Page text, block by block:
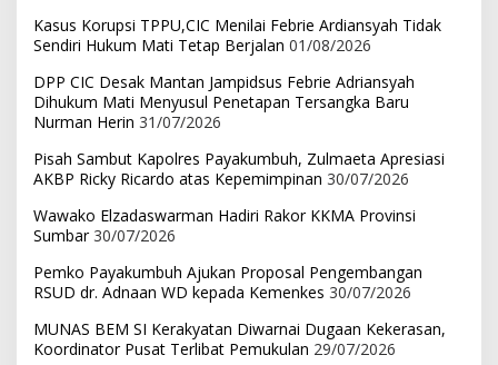
Kasus Korupsi TPPU,CIC Menilai Febrie Ardiansyah Tidak
Sendiri Hukum Mati Tetap Berjalan 01/08/2026
DPP CIC Desak Mantan Jampidsus Febrie Adriansyah
Dihukum Mati Menyusul Penetapan Tersangka Baru
Nurman Herin 31/07/2026
Pisah Sambut Kapolres Payakumbuh, Zulmaeta Apresiasi
AKBP Ricky Ricardo atas Kepemimpinan 30/07/2026
Wawako Elzadaswarman Hadiri Rakor KKMA Provinsi
Sumbar 30/07/2026
Pemko Payakumbuh Ajukan Proposal Pengembangan
RSUD dr. Adnaan WD kepada Kemenkes 30/07/2026
MUNAS BEM SI Kerakyatan Diwarnai Dugaan Kekerasan,
Koordinator Pusat Terlibat Pemukulan 29/07/2026